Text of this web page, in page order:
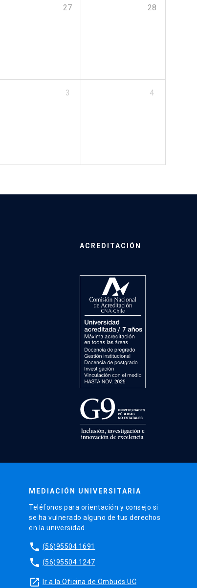
27 28
3 4
ACREDITACIÓN
MEDIACIÓN UNIVERSITARIA
Teléfonos para orientación y consejo si
se ha vulnerado alguno de tus derechos
en la universidad.
phone (56)95504 1691
phone (56)95504 1247
launch Ir a la Oficina de Ombuds UC